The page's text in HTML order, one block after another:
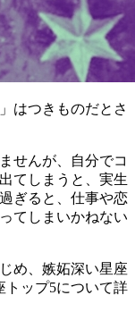
はつきものだとさ
せんが、自分でコ
てしまうと、実生
ぎると、仕事や恋
てしまいかねない
め、嫉妬深い星座
トップ5について詳